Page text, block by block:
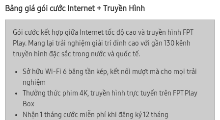
Bảng giá gói cước Internet + Truyền Hình
Gói cước kết hợp giữa Internet tốc độ cao và truyền hình FPT
Play. Mang lại trải nghiệm giải trí đỉnh cao với gần 130 kênh
truyền hình đặc sắc trong nước và quốc tế.
Sở hữu Wi-Fi 6 băng tần kép, kết nối mượt mà cho mọi trải
nghiệm
Thưởng thức phim 4K, truyền hình trực tuyến trên FPT Play
Box
Nhận 1 tháng cước miễn phí khi đăng ký 12 tháng